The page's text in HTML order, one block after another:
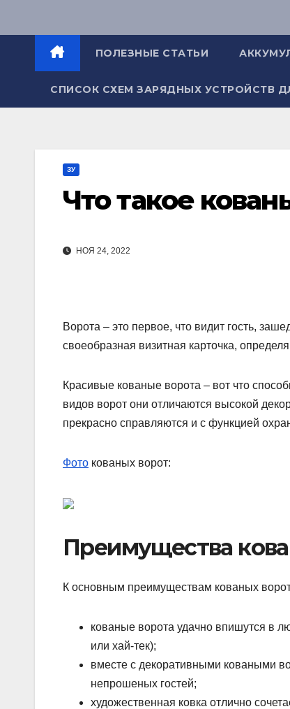
содержимому
ПОЛЕЗНЫЕ СТАТЬИ
СПИСОК СХЕМ ЗАРЯДНЫХ УСТРОЙСТВ
ЗУ
Что такое
НОЯ 24, 2022
Ворота – это первое, что видит гость,
своеобразная визитная карточка,
Красивые кованые ворота – вот что
видов ворот они отличаются высокой
прекрасно справляются и с функцией
Фото кованых ворот:
Преимущества
К основным преимуществам кованых
кованые ворота удачно впишутся в
или хай-тек);
вместе с декоративными коваными
непрошеных гостей;
художественная ковка отлично